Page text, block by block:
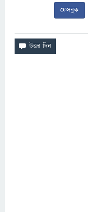
ফেসবুক